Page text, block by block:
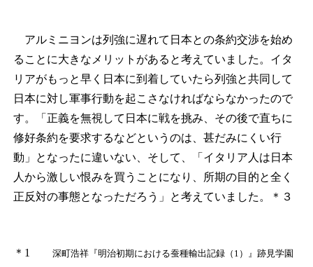
アルミニヨンは列強に遅れて日本との条約交渉を始め
ることに大きなメリットがあると考えていました。イタ
リアがもっと早く日本に到着していたら列強と共同して
日本に対し軍事行動を起こさなければならなかったので
す。「正義を無視して日本に戦を挑み、その後で直ちに
修好条約を要求するなどというのは、甚だみにくい行
動」となったに違いない、そして、「イタリア人は日本
人から激しい恨みを買うことになり、所期の目的と全く
正反対の事態となっただろう」と考えていました。
＊３
＊1 深町浩祥『明治初期における蚕種輸出記録（1）』跡見学園